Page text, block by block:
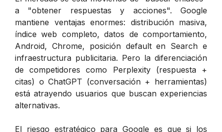
a "obtener respuestas y acciones". Google
mantiene ventajas enormes: distribución masiva,
índice web completo, datos de comportamiento,
Android, Chrome, posición default en Search e
infraestructura publicitaria. Pero la diferenciación
de competidores como Perplexity (respuesta +
citas) o ChatGPT (conversación + herramientas)
está atrayendo usuarios que buscan experiencias
alternativas.
El riesgo estratégico para Google es que si los